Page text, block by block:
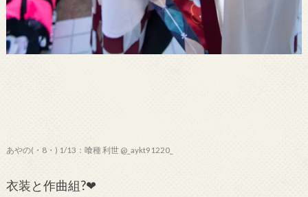
あやの(・8・) 1/13：喰種 利世 @_aykt91220_
衣装と作曲組?❤